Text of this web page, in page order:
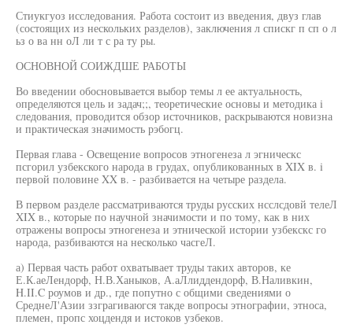
Стиукгуоз исследования. Работа состоит из введения, двуз глав
(состоящих из нескольких разделов), заключения л спискг п сп о л
ьз о ва нн оЛ ли т с ра ту ры.
ОСНОВНОЙ СОИЖДШЕ РАБОТЫ
Во введении обосновывается выбор темы л ее актуальность,
определяются цель и задач;;, теоретические основы и методика i
следования, проводится обзор источников, раскрываются новизна
и практическая значимость рэбогц.
Первая глава - Освещение вопросов этногенеза л эгническс
псгорил узбекского народа в грудах, опубликованных в XIX в. i
первой половине XX в. - разбивается на четыре раздела.
В первом разделе рассматриваются труды русских нсслсдовй телеЛ
XIX в., которые по научной значимости и по тому, как в них
отражены вопросы этногенеза и этнической истории узбекскс го
народа, разбиваются на несколько часгеЛ.
а) Первая часть работ охватывает труды таких авторов, ке
Е.К.аеЛендорф, Н.В.Ханыков, А.аЛлиддендорф, В.Наливкин,
H.II.C роумов и др., где попутно с общими сведениями о
СреднеЛ'Азии ззграгиваюгся такде вопросы этнографии, этноса,
племен, пропс хоцдендя и истоков узбеков.